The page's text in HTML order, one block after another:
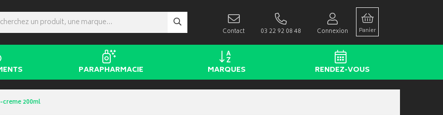
Contact 03 22 92 08 48 Connexion Panier
PARAPHARMACIE MARQUES RENDEZ-VOUS
200ml